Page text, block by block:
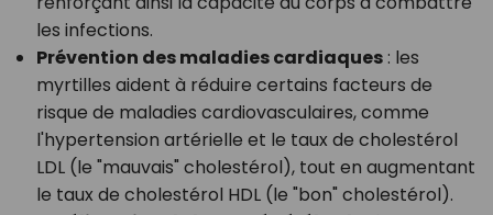
les infections.
Prévention des maladies cardiaques: les
myrtilles aident à réduire certains facteurs de
risque de maladies cardiovasculaires, comme
l'hypertension artérielle et le taux de cholestérol
LDL (le "mauvais" cholestérol), tout en augmentant
le taux de cholestérol HDL (le "bon" cholestérol).